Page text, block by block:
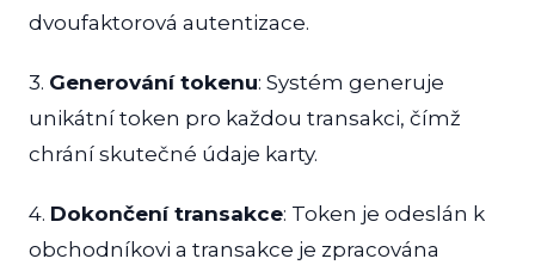
dvoufaktorová autentizace.
3. Generování tokenu: Systém generuje
unikátní token pro každou transakci, čímž
chrání skutečné údaje karty.
4. Dokončení transakce: Token je odeslán k
obchodníkovi a transakce je zpracována